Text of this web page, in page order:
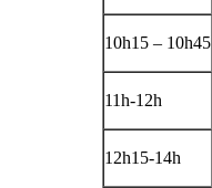
10h15 – 10h45
11h-12h
12h15-14h